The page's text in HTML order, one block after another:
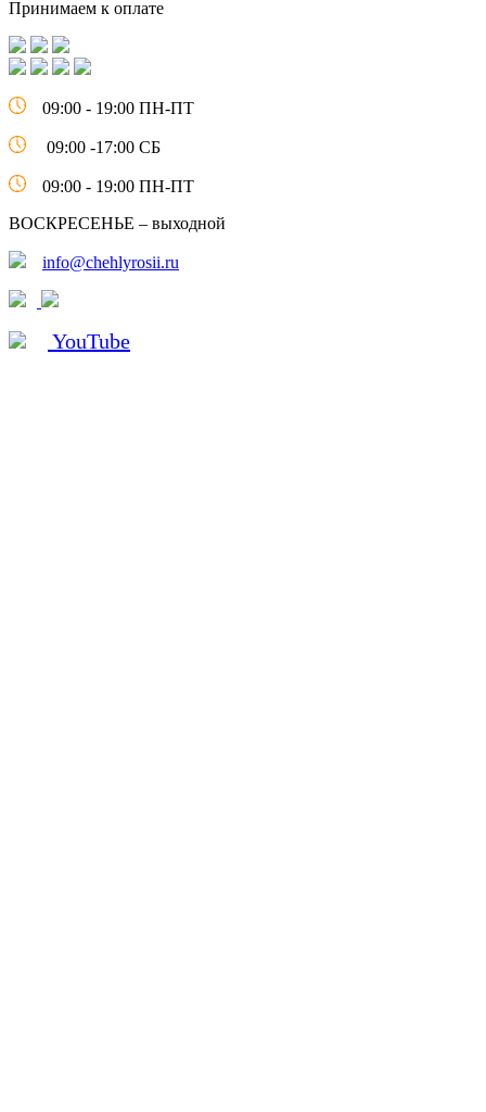
Принимаем к оплате
09:00 - 19:00 ПН-ПТ
09:00 -17:00 СБ
09:00 - 19:00 ПН-ПТ
ВОСКРЕСЕНЬЕ – выходной
info@chehlyrosii.ru
YouTube